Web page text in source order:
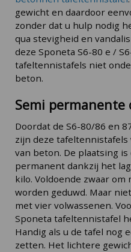
gewicht en daardoor
zonder dat u hulp nodig
qua stevigheid en
deze Sponeta S6-80 e /
tafeltennistafels niet
beton.
Semi
Doordat de S6-80/86 en
zijn deze
van beton. De plaatsing
permanent dankzij het
kilo. Voldoende zwaar
worden geduwd. Maar
met vier volwassenen.
Sponeta tafeltennistafel
Handig als u de tafel nog
zetten. Het lichtere